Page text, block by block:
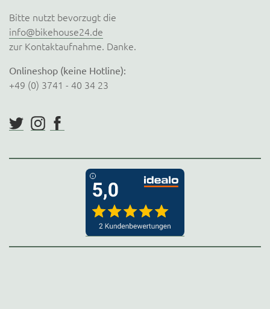
Bitte nutzt bevorzugt die
info@bikehouse24.de
zur Kontaktaufnahme. Danke.
Onlineshop (keine Hotline):
+49 (0) 3741 - 40 34 23